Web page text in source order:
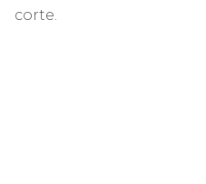
corte.